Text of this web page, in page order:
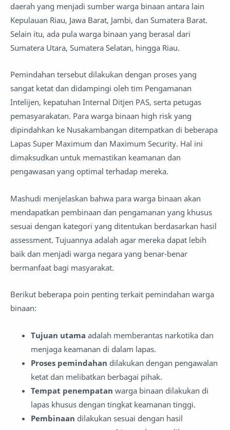
daerah yang menjadi sumber warga binaan antara lain
Kepulauan Riau, Jawa Barat, Jambi, dan Sumatera Barat.
Selain itu, ada pula warga binaan yang berasal dari
Sumatera Utara, Sumatera Selatan, hingga Riau.
Pemindahan tersebut dilakukan dengan proses yang
sangat ketat dan didampingi oleh tim Pengamanan
Intelijen, kepatuhan Internal Ditjen PAS, serta petugas
pemasyarakatan. Para warga binaan high risk yang
dipindahkan ke Nusakambangan ditempatkan di beberapa
Lapas Super Maximum dan Maximum Security. Hal ini
dimaksudkan untuk memastikan keamanan dan
pengawasan yang optimal terhadap mereka.
Mashudi menjelaskan bahwa para warga binaan akan
mendapatkan pembinaan dan pengamanan yang khusus
sesuai dengan kategori yang ditentukan berdasarkan hasil
assessment. Tujuannya adalah agar mereka dapat lebih
baik dan menjadi warga negara yang benar-benar
bermanfaat bagi masyarakat.
Berikut beberapa poin penting terkait pemindahan warga
binaan:
Tujuan utama adalah memberantas narkotika dan
menjaga keamanan di dalam lapas.
Proses pemindahan dilakukan dengan pengawalan
ketat dan melibatkan berbagai pihak.
Tempat penempatan warga binaan dilakukan di
lapas khusus dengan tingkat keamanan tinggi.
Pembinaan dilakukan sesuai dengan hasil